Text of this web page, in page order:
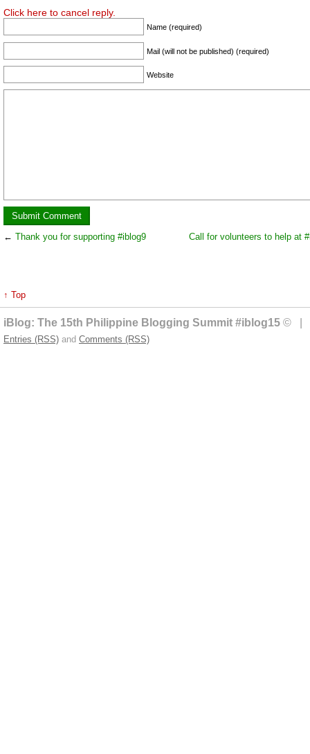
Click here to cancel reply.
Name (required)
Mail (will not be published) (required)
Website
← Thank you for supporting #iblog9 Call for volunteers to help at
↑ Top
iBlog: The 15th Philippine Blogging Summit #iblog15 © |
Entries (RSS) and Comments (RSS)